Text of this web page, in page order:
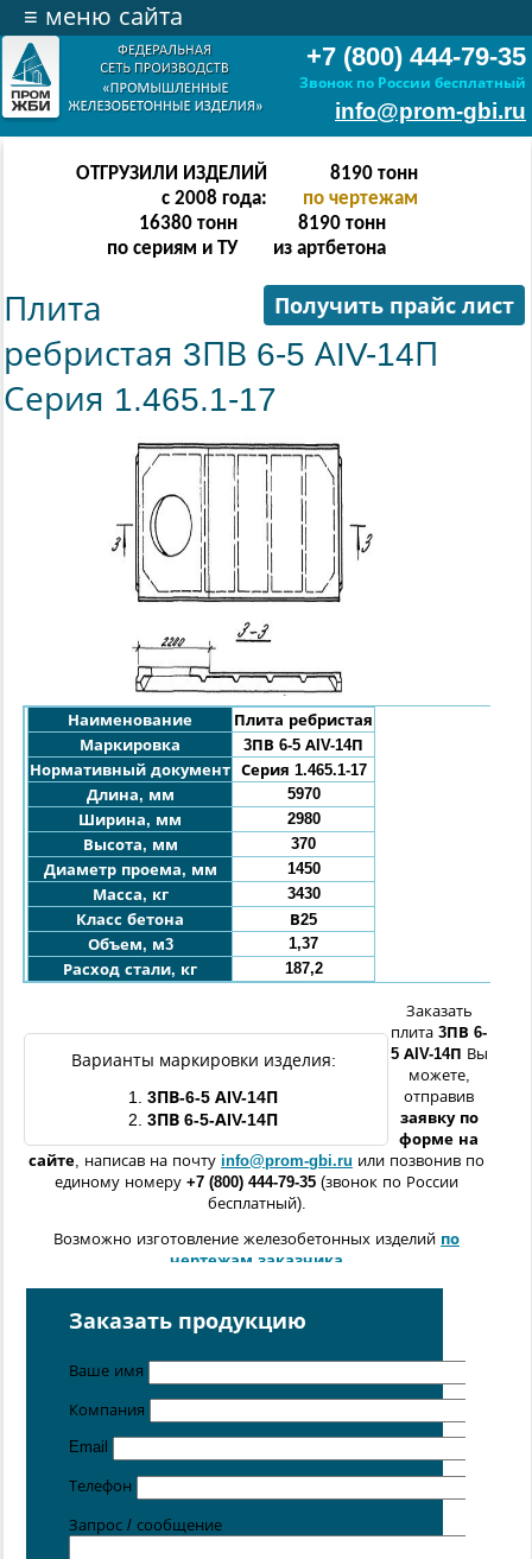
+7 (800) 444-79-35
Звонок по России бесплатный
info@prom-gbi.ru
≡ меню сайта
ОТГРУЗИЛИ ИЗДЕЛИЙ
с 2008 года:
16382тонн
по чертежам
32764 тонн
по сериям и ТУ
16382 тонн
из артбетона
Получить прайс лист
Плита
ребристая 3ПВ 6-5 АIV-14П
Серия 1.465.1-17
Наименование
Плита ребристая
Маркировка
3ПВ 6-5 АIV-14П
Нормативный документ Серия 1.465.1-17
Длина, мм
5970
Ширина, мм
2980
Высота, мм
370
Диаметр проема, мм
1450
Масса, кг
3430
Класс бетона
В25
Объем, м3
1,37
Расход стали, кг
187,2
Варианты маркировки изделия:
1.
3ПВ-6-5 АIV-14П
2. 3ПВ 6-5-АIV-14П
Заказать
плита 3ПВ 6-
5 АIV-14П Вы
можете,
отправив
заявку по
форме на
сайте, написав на почту info@prom-gbi.ru или позвонив по
единому номеру +7 (800) 444-79-35 (звонок по России
бесплатный).
Возможно изготовление железобетонных изделий по
чертежам заказчика
расположенных вСанкт-Петербурге
Ростове-на-Дону
Симферополе.
Заказать продукцию
Ваше имя
Компания
Email
Телефон
Запрос / сообщение